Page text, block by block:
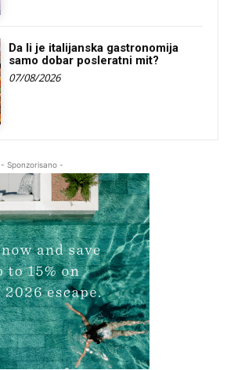
Da li je italijanska gastronomija
samo dobar posleratni mit?
07/08/2026
- Sponzorisano -